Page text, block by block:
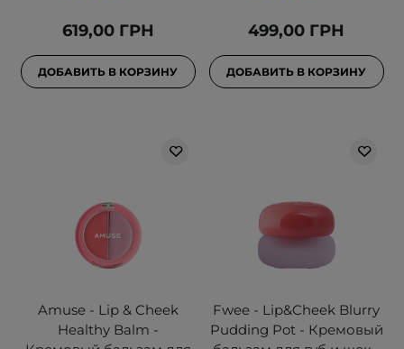
619,00 ГРН
ДОБАВИТЬ В КОРЗИНУ
499,00 ГРН
ДОБАВИТЬ В КОРЗИНУ
Amuse - Lip & Cheek
Healthy Balm -
Fwee - Lip&Cheek Blurry
Pudding Pot - Кремовый